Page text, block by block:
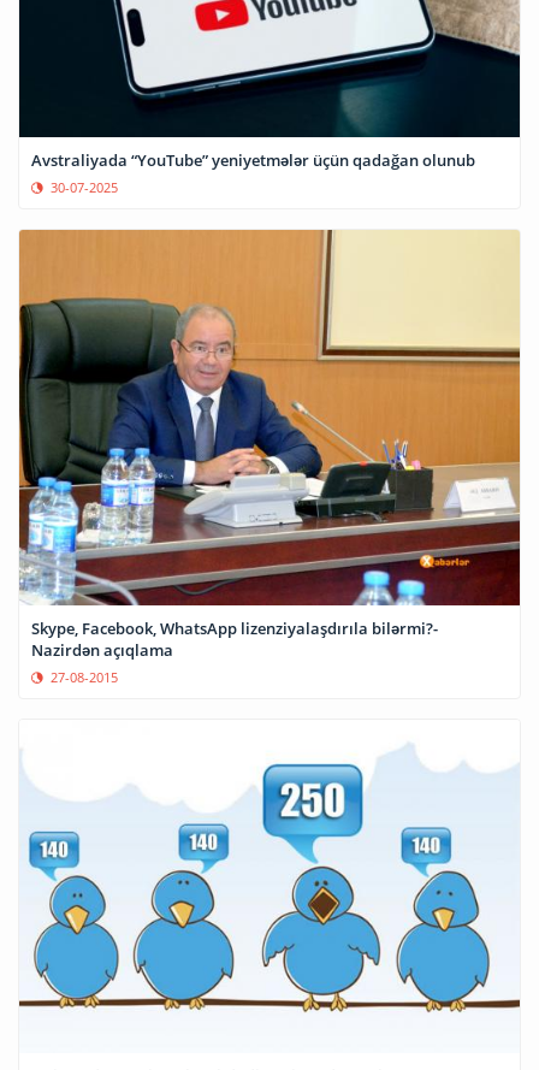
Avstraliyada “YouTube” yeniyetmələr üçün qadağan olunub
30-07-2025
Skype, Facebook, WhatsApp lizenziyalaşdırıla bilərmi?-
Nazirdən açıqlama
27-08-2015